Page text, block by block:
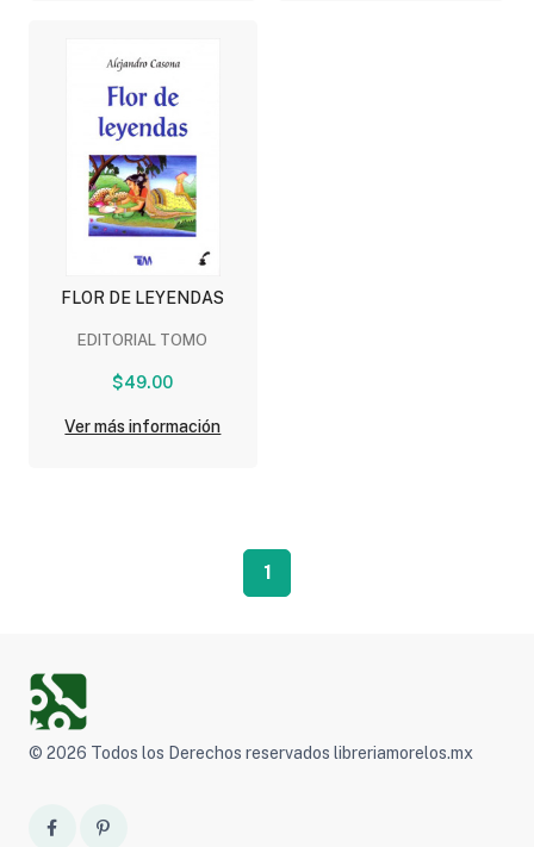
FLOR DE LEYENDAS
EDITORIAL TOMO
$49.00
Ver más información
1
© 2026 Todos los Derechos reservados libreriamorelos.mx